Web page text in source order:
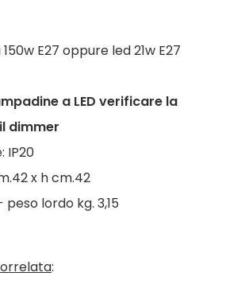
E27 oppure led 21w E27
a LED verificare la
dimmer
IP20
x h cm.42
lordo kg. 3,15
: